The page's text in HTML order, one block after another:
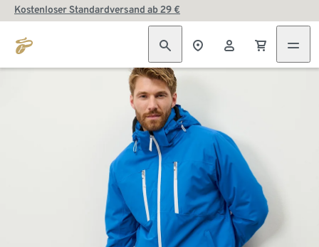
Kostenloser Standardversand ab 29 €